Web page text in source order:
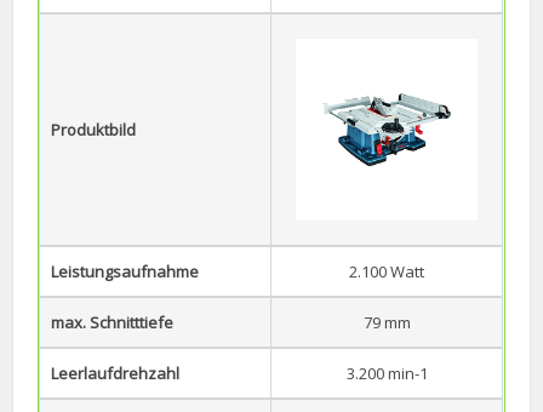
Produktbild
Leistungsaufnahme 2.100 Watt
max. Schnitttiefe 79 mm
Leerlaufdrehzahl 3.200 min-1